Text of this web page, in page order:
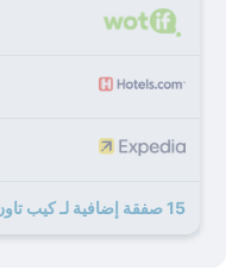
15 صفقة إضافية لـ كيب تاون هوتل